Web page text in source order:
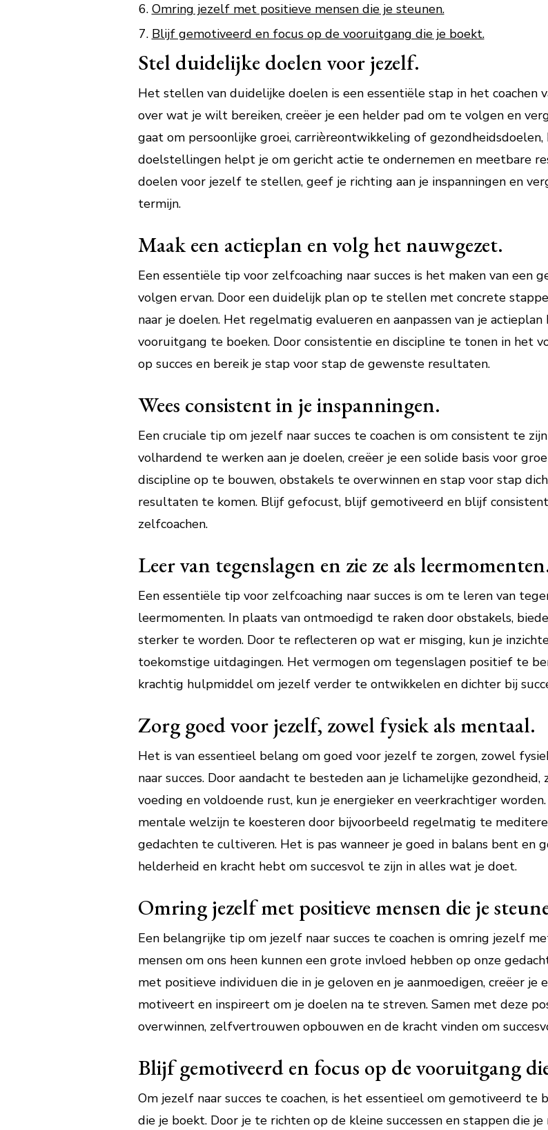
Omring jezelf met positieve mensen die je steunen.
Blijf gemotiveerd en focus op de vooruitgang die je boekt.
Stel duidelijke doelen voor jezelf.
Het stellen van duidelijke doelen is een essentiële stap in het coachen
over wat je wilt bereiken, creëer je een helder pad om te volgen en
gaat om persoonlijke groei, carrièreontwikkeling of
doelstellingen helpt je om gericht actie te ondernemen en meetbare
doelen voor jezelf te stellen, geef je richting aan je inspanningen en
termijn.
Maak een actieplan en volg het nauwgezet.
Een essentiële tip voor zelfcoaching naar succes is het maken van
volgen ervan. Door een duidelijk plan op te stellen met concrete
naar je doelen. Het regelmatig evalueren en aanpassen van je
vooruitgang te boeken. Door consistentie en discipline te tonen in het
op succes en bereik je stap voor stap de gewenste resultaten.
Wees consistent in je inspanningen.
Een cruciale tip om jezelf naar succes te coachen is om consistent te
volhardend te werken aan je doelen, creëer je een solide basis voor
discipline op te bouwen, obstakels te overwinnen en stap voor stap
resultaten te komen. Blijf gefocust, blijf gemotiveerd en blijf
zelfcoachen.
Leer van tegenslagen en zie ze als
Een essentiële tip voor zelfcoaching naar succes is om te leren van
leermomenten. In plaats van ontmoedigd te raken door obstakels,
sterker te worden. Door te reflecteren op wat er misging, kun je
toekomstige uitdagingen. Het vermogen om tegenslagen positief te
krachtig hulpmiddel om jezelf verder te ontwikkelen en dichter bij
Zorg goed voor jezelf, zowel fysiek als mentaal.
Het is van essentieel belang om goed voor jezelf te zorgen, zowel
naar succes. Door aandacht te besteden aan je lichamelijke
voeding en voldoende rust, kun je energieker en veerkrachtiger
mentale welzijn te koesteren door bijvoorbeeld regelmatig te
gedachten te cultiveren. Het is pas wanneer je goed in balans bent
helderheid en kracht hebt om succesvol te zijn in alles wat je doet.
Omring jezelf met positieve mensen die je
Een belangrijke tip om jezelf naar succes te coachen is omring jezelf
mensen om ons heen kunnen een grote invloed hebben op onze
met positieve individuen die in je geloven en je aanmoedigen, creëer
motiveert en inspireert om je doelen na te streven. Samen met deze
overwinnen, zelfvertrouwen opbouwen en de kracht vinden om
Blijf gemotiveerd en focus op de vooruitgang
Om jezelf naar succes te coachen, is het essentieel om gemotiveerd
die je boekt. Door je te richten op de kleine successen en stappen die